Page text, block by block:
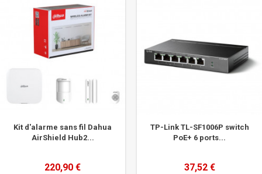
Kit d'alarme sans fil Dahua
AirShield Hub2...
220,90 €
TP-Link TL-SF1006P switch
PoE+ 6 ports...
37,52 €